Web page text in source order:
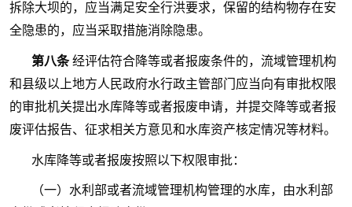
拆除大坝的，应当满足安全行洪要求，保留的结构物存在安
全隐患的，应当采取措施消除隐患。
第八条经评估符合降等或者报废条件的，流域管理机构
和县级以上地方人民政府水行政主管部门应当向有审批权限
的审批机关提出水库降等或者报废申请，并提交降等或者报
废评估报告、征求相关方意见和水库资产核定情况等材料。
水库降等或者报废按照以下权限审批：
（一）水利部或者流域管理机构管理的水库，由水利部